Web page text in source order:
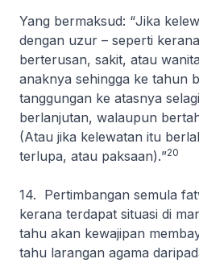
Yang bermaksud: “Jika
dengan uzur – seperti
berterusan, sakit, atau
anaknya sehingga ke tahun
tanggungan ke atasnya
berlanjutan, walaupun
(Atau jika kelewatan itu
terlupa, atau paksaan).”20
14. Pertimbangan semula
kerana terdapat situasi di
tahu akan kewajipan
tahu larangan agama